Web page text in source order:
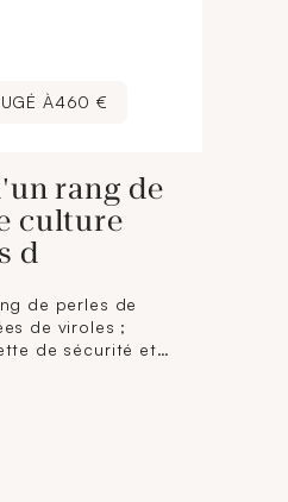
À460 €
rang de
culture
d
de perles de
de viroles ;
de sécurité et